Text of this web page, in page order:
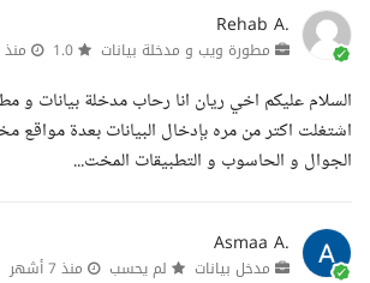
Rehab A.
مطورة ويب و مدخلة بيانات منذ 7 أشهر
السلام عليكم اخي ريان انا رحاب مدخلة بيانات و
اشتغلت اكتر من مره بإدخال البيانات بعدة مواقع
الجوال و الحاسوب و التطبيقات المخت...
Asmaa A.
مدخل بيانات لم يحسب منذ 7 أشهر